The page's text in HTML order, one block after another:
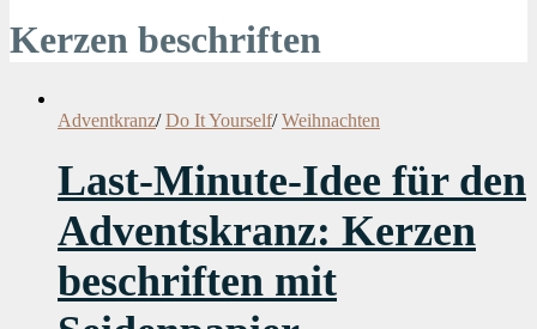
Kerzen beschriften
Adventkranz/ Do It Yourself/ Weihnachten
Last-Minute-Idee für den
Adventskranz: Kerzen
beschriften mit